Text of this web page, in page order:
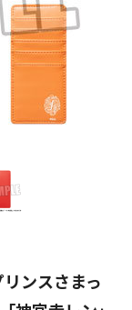
ンスさまっ